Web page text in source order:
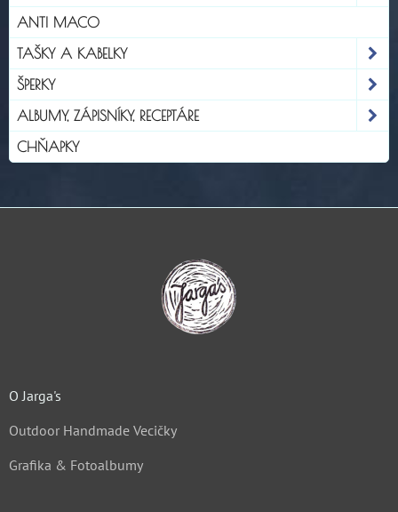
ANTI MACO
TAŠKY A KABELKY
ŠPERKY
ALBUMY, ZÁPISNÍKY, RECEPTÁRE
CHŇAPKY
O Jarga's
Outdoor Handmade Vecičky
Grafika & Fotoalbumy